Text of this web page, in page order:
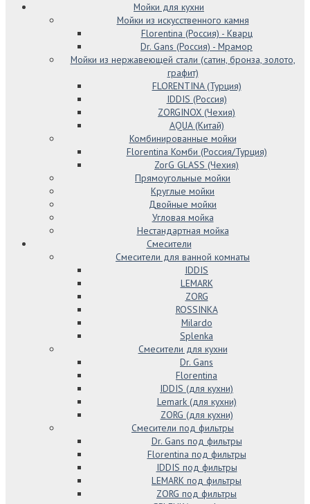
Мойки для кухни
Мойки из искусственного камня
Florentina (Россия) - Кварц
Dr. Gans (Россия) - Мрамор
Мойки из нержавеющей стали (сатин, бронза, золото,
графит)
FLORENTINA (Турция)
IDDIS (Россия)
ZORGINOX (Чехия)
AQUA (Китай)
Комбинированные мойки
Florentina Комби (Россия/Турция)
ZorG GLASS (Чехия)
Прямоугольные мойки
Круглые мойки
Двойные мойки
Угловая мойка
Нестандартная мойка
Смесители
Смесители для ванной комнаты
IDDIS
LEMARK
ZORG
ROSSINKA
Milardo
Splenka
Смесители для кухни
Dr. Gans
Florentina
IDDIS (для кухни)
Lemark (для кухни)
ZORG (для кухни)
Смесители под фильтры
Dr. Gans под фильтры
Florentina под фильтры
IDDIS под фильтры
LEMARK под фильтры
ZORG под фильтры